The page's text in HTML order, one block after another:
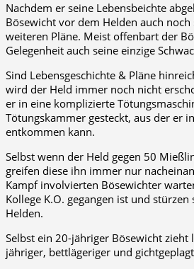
Nachdem er seine Lebensbeichte
Bösewicht vor dem Helden auch noch
weiteren Pläne. Meist offenbart der
Gelegenheit auch seine einzige
Sind Lebensgeschichte & Pläne
wird der Held immer noch nicht
er in eine komplizierte
Tötungskammer gesteckt, aus der er
entkommen kann.
Selbst wenn der Held gegen 50
greifen diese ihn immer nur
Kampf involvierten Bösewichter
Kollege K.O. gegangen ist und
Helden.
Selbst ein 20-jähriger Bösewicht zieht
jähriger, bettlägeriger und